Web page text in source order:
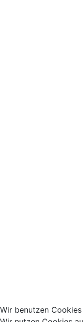
Wir benutzen Cookies